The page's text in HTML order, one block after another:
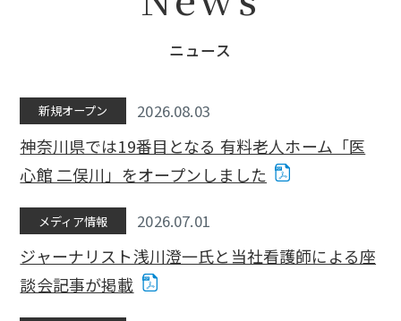
ニュース
新規オープン 2026.08.03
神奈川県では19番目となる 有料老人ホーム「医
心館 二俣川」をオープンしました
メディア情報 2026.07.01
ジャーナリスト浅川澄一氏と当社看護師による座
談会記事が掲載